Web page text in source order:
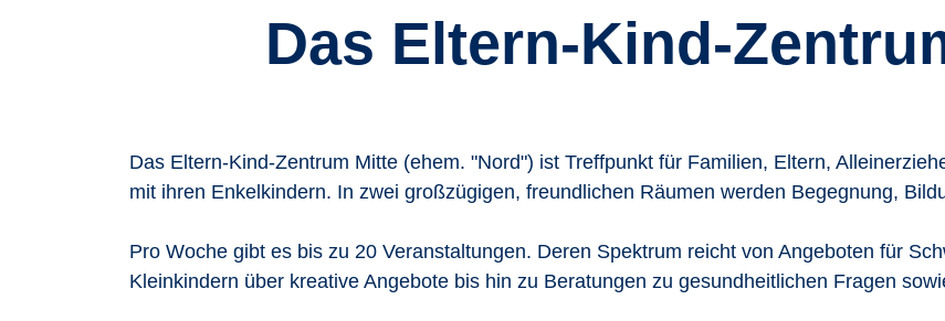
Das Eltern-Kind-
Das Eltern-Kind-Zentrum Mitte (ehem. "Nord") ist Treffpunkt für Familien, Eltern,
mit ihren Enkelkindern. In zwei großzügigen, freundlichen Räumen werden Begegnung,
Pro Woche gibt es bis zu 20 Veranstaltungen. Deren Spektrum reicht von Angeboten für
Kleinkindern über kreative Angebote bis hin zu Beratungen zu gesundheitlichen Fragen